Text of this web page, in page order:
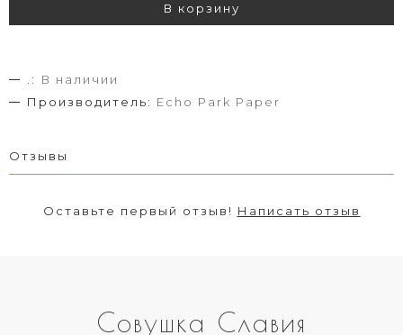
В корзину
.:
В наличии
Производитель: Echo Park Paper
Отзывы
Оставьте первый отзыв! Написать отзыв
Совушка Славия